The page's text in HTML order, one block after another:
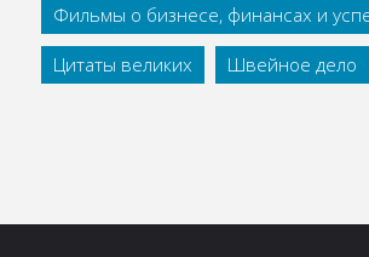
Фильмы о бизнесе, финансах и
Цитаты великих
Швейное дело